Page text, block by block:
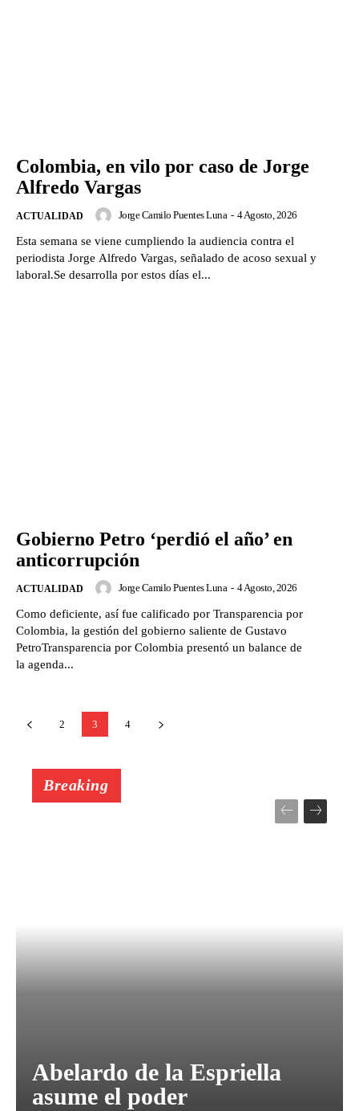
Colombia, en vilo por caso de Jorge
Alfredo Vargas
ACTUALIDAD Jorge Camilo Puentes Luna - 4 Agosto, 2026
Esta semana se viene cumpliendo la audiencia contra el
periodista Jorge Alfredo Vargas, señalado de acoso sexual y
laboral.Se desarrolla por estos días el...
Gobierno Petro ‘perdió el año’ en
anticorrupción
ACTUALIDAD Jorge Camilo Puentes Luna - 4 Agosto, 2026
Como deficiente, así fue calificado por Transparencia por
Colombia, la gestión del gobierno saliente de Gustavo
PetroTransparencia por Colombia presentó un balance de
la agenda...
2 3 4
Breaking
Abelardo de la Espriella
asume el poder